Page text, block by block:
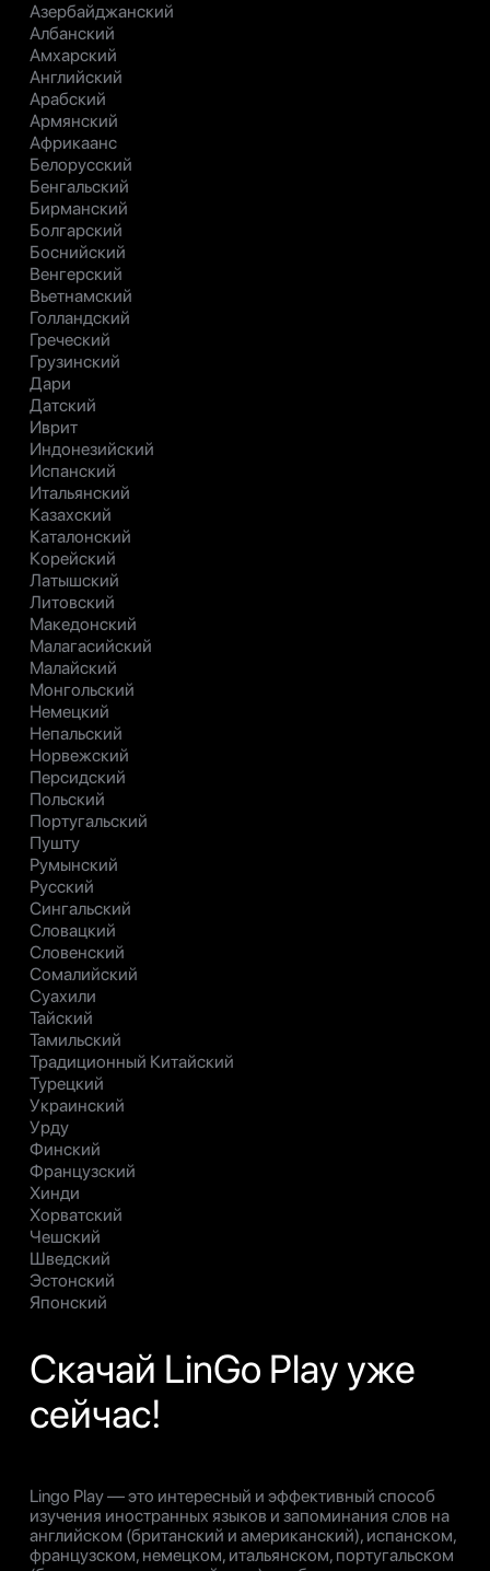
Азербайджанский
Албанский
Амхарский
Английский
Арабский
Армянский
Африкаанс
Белорусский
Бенгальский
Бирманский
Болгарский
Боснийский
Венгерский
Вьетнамский
Голландский
Греческий
Грузинский
Дари
Датский
Иврит
Индонезийский
Испанский
Итальянский
Казахский
Каталонский
Корейский
Латышский
Литовский
Македонский
Малагасийский
Малайский
Монгольский
Немецкий
Непальский
Норвежский
Персидский
Польский
Португальский
Пушту
Румынский
Русский
Сингальский
Словацкий
Словенский
Сомалийский
Суахили
Тайский
Тамильский
Традиционный Китайский
Турецкий
Украинский
Урду
Финский
Французский
Хинди
Хорватский
Чешский
Шведский
Эстонский
Японский
Скачай LinGo Play уже
сейчас!
Lingo Play — это интересный и эффективный способ
изучения иностранных языков и запоминания слов на
английском (британский и американский), испанском,
французском, немецком, итальянском, португальском